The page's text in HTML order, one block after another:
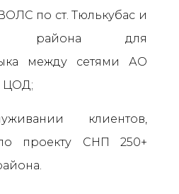
по ст. Тюлькубас и
района для
между сетями АО
ЦОД;
клиентов,
проекту СНП 250+